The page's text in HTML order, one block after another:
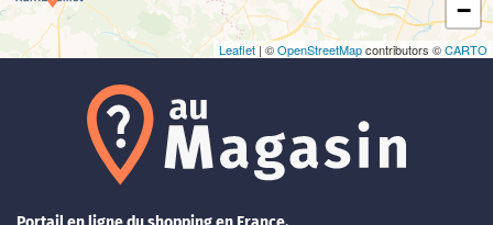
−
Leaflet| ©OpenStreetMapcontributors ©CARTO